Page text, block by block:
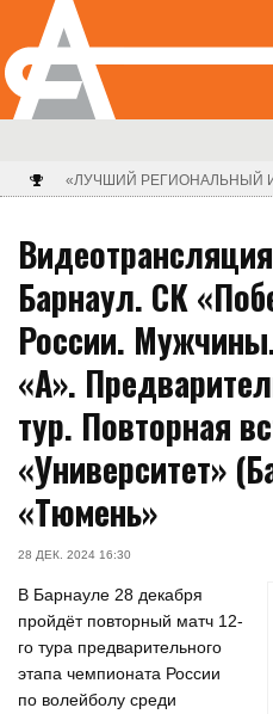
«ЛУЧШИЙ РЕГИОНАЛЬНЫЙ
Барнаул. СК
России.
«А».
тур. Повторная
«Университет»
«Тюмень»
28 ДЕК. 2024 16:30
В Барнауле 28 декабря
пройдёт повторный матч 12-
го тура предварительного
этапа чемпионата России
по волейболу среди